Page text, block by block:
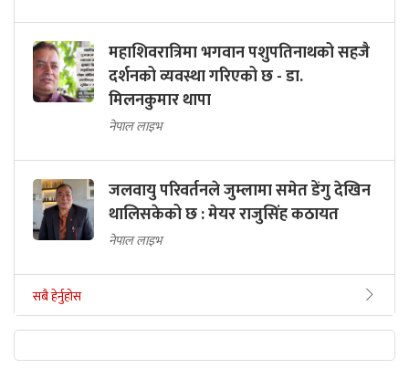
महाशिवरात्रिमा भगवान पशुपतिनाथको सहजै
दर्शनको व्यवस्था गरिएको छ - डा.
मिलनकुमार थापा
नेपाल लाइभ
जलवायु परिवर्तनले जुम्लामा समेत डेंगु देखिन
थालिसकेको छ : मेयर राजुसिंह कठायत
नेपाल लाइभ
सबै हेर्नुहोस